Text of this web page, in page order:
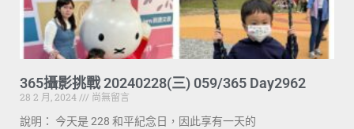
365攝影挑戰 20240228(三) 059/365 Day2962
28 2 月, 2024
尚無留言
說明： 今天是 228 和平紀念日，因此享有一天的